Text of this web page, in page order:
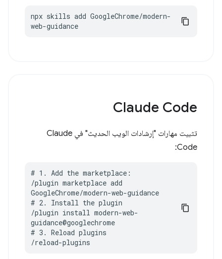
npx skills add GoogleChrome/modern-
web-guidance
Claude Code
تثبيت مهارات "إرشادات الويب الحديث" في Claude
Code:
# 1. Add the marketplace:
/plugin marketplace add
GoogleChrome/modern-web-guidance
# 2. Install the plugin
/plugin install modern-web-
guidance@googlechrome
# 3. Reload plugins
/reload-plugins